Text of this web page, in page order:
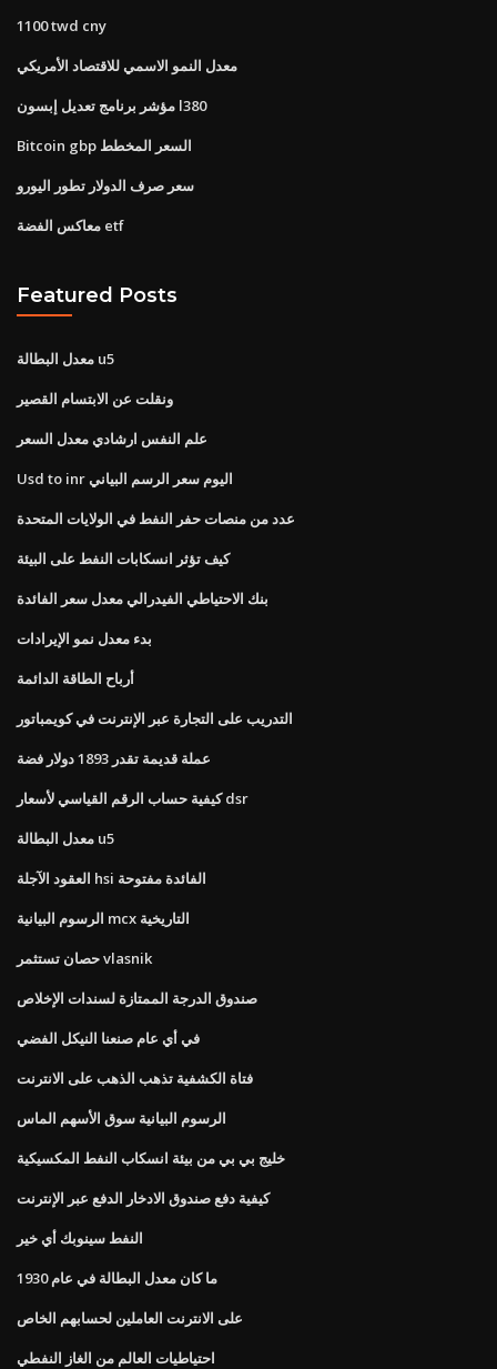
1100 twd cny
معدل النمو الاسمي للاقتصاد الأمريكي
مؤشر برنامج تعديل إبسون l380
Bitcoin gbp السعر المخطط
سعر صرف الدولار تطور اليورو
معاكس الفضة etf
Featured Posts
معدل البطالة u5
ونقلت عن الابتسام القصير
علم النفس ارشادي معدل السعر
Usd to inr اليوم سعر الرسم البياني
عدد من منصات حفر النفط في الولايات المتحدة
كيف تؤثر انسكابات النفط على البيئة
بنك الاحتياطي الفيدرالي معدل سعر الفائدة
بدء معدل نمو الإيرادات
أرباح الطاقة الدائمة
التدريب على التجارة عبر الإنترنت في كويمباتور
عملة قديمة تقدر 1893 دولار فضة
كيفية حساب الرقم القياسي لأسعار dsr
معدل البطالة u5
العقود الآجلة hsi الفائدة مفتوحة
الرسوم البيانية mcx التاريخية
حصان تستثمر vlasnik
صندوق الدرجة الممتازة لسندات الإخلاص
في أي عام صنعنا النيكل الفضي
فتاة الكشفية تذهب الذهب على الانترنت
الرسوم البيانية سوق الأسهم الماس
خليج بي بي من بيئة انسكاب النفط المكسيكية
كيفية دفع صندوق الادخار الدفع عبر الإنترنت
النفط سينوبك أي خير
ما كان معدل البطالة في عام 1930
على الانترنت العاملين لحسابهم الخاص
احتياطيات العالم من الغاز النفطي